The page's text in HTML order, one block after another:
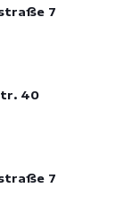
7
40
7